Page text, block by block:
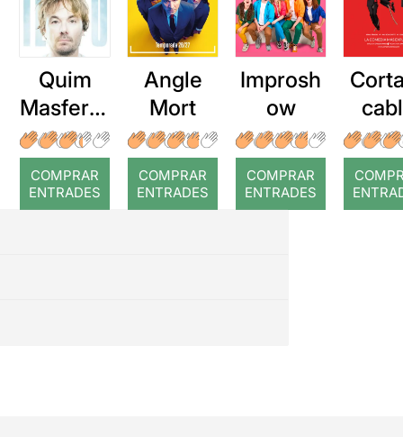
Quim
Masferre
r: Temps
COMPRAR
ENTRADES
Angle
Mort
COMPRAR
ENTRADES
Improsh
ow
COMPRAR
ENTRADES